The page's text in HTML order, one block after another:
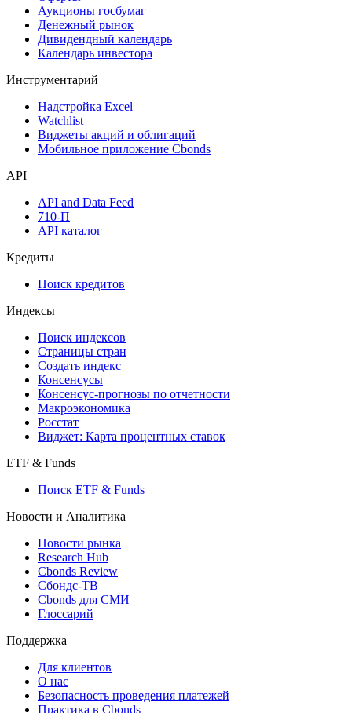
Календарь событий
Дефолты
Размещения
Оферты
Аукционы госбумаг
Денежный рынок
Календарь инвестора
Инструментарий
Надстройка Excel
Мобильное приложение Cbonds
API
API and Data Feed
API каталог
Кредиты
Поиск кредитов
Индексы
Поиск индексов
Страницы стран
Создать индекс
Консенсусы
Консенсус-прогнозы по отчетности
Макроэкономика
Виджет: Карта процентных ставок
ETF & Funds
Поиск ETF & Funds
Новости и Аналитика
Новости рынка
Research Hub
Cbonds Review
Сбондс-ТВ
Глоссарий
Поддержка